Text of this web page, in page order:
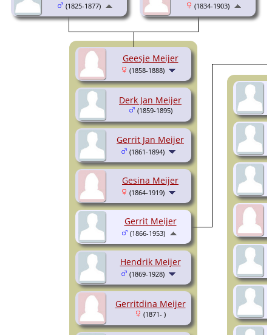
(1825-1877) (1834-1903)
Geesje Meijer
(1858-1888)
Derk Jan Meijer
(1859-1895)
Gerrit Jan Meijer
(1861-1894)
Gesina Meijer
(1864-1919)
Hendrik Meijer
(1869-1928)
Gerritdina Meijer
(1871- )
Gerrit Meijer
(1866-1953)